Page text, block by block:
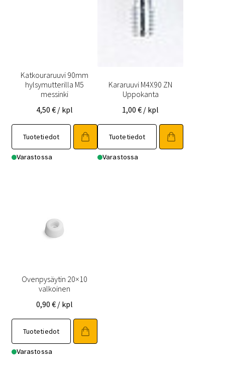
Katkouraruuvi 90mm
hylsymutterilla M5
messinki
4,50 € / kpl
Tuotetiedot
Varastossa
Kararuuvi M4X90 ZN
Uppokanta
1,00€ / kpl
Tuotetiedot
Varastossa
Ovenpysäytin 20×10
valkoinen
0,90 € / kpl
Tuotetiedot
Varastossa